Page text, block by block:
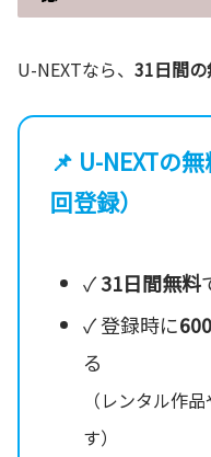
U-NEXTなら、 31日間
📌 U-NEXTの
回登録）
✓31日間無料
✓ 登録時に
る
（レンタル作
す）